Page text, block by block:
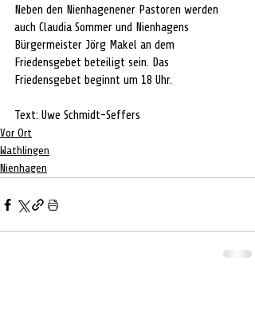
Neben den Nienhagenener Pastoren werden
auch Claudia Sommer und Nienhagens
Bürgermeister Jörg Makel an dem
Friedensgebet beteiligt sein. Das
Friedensgebet beginnt um 18 Uhr.
Text: Uwe Schmidt-Seffers
Vor Ort
Wathlingen
Nienhagen